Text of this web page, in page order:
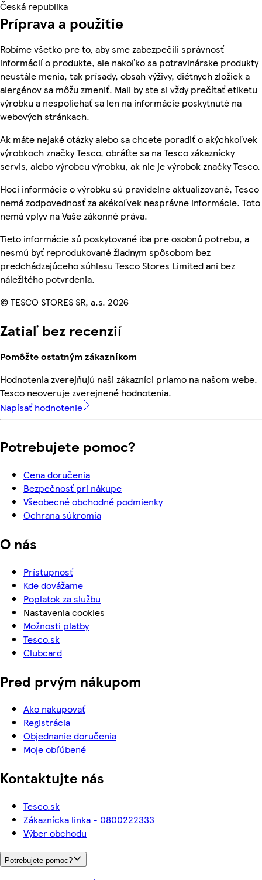
Česká republika
Príprava a použitie
Robíme všetko pre to, aby sme zabezpečili správnosť
informácií o produkte, ale nakoľko sa potravinárske produkty
neustále menia, tak prísady, obsah výživy, diétnych zložiek a
alergénov sa môžu zmeniť. Mali by ste si vždy prečítať etiketu
výrobku a nespoliehať sa len na informácie poskytnuté na
webových stránkach.
Ak máte nejaké otázky alebo sa chcete poradiť o akýchkoľvek
výrobkoch značky Tesco, obráťte sa na Tesco zákaznícky
servis, alebo výrobcu výrobku, ak nie je výrobok značky Tesco.
Hoci informácie o výrobku sú pravidelne aktualizované, Tesco
nemá zodpovednosť za akékoľvek nesprávne informácie. Toto
nemá vplyv na Vaše zákonné práva.
Tieto informácie sú poskytované iba pre osobnú potrebu, a
nesmú byť reprodukované žiadnym spôsobom bez
predchádzajúceho súhlasu Tesco Stores Limited ani bez
náležitého potvrdenia.
© TESCO STORES SR, a.s. 2026
Zatiaľ bez recenzií
Pomôžte ostatným zákazníkom
Hodnotenia zverejňujú naši zákazníci priamo na našom webe.
Tesco neoveruje zverejnené hodnotenia.
Napísať hodnotenie
Potrebujete pomoc?
Cena doručenia
Bezpečnosť pri nákupe
Všeobecné obchodné podmienky
Ochrana súkromia
O nás
Prístupnosť
Kde dovážame
Poplatok za službu
Nastavenia cookies
Možnosti platby
Tesco.sk
Clubcard
Pred prvým nákupom
Ako nakupovať
Registrácia
Objednanie doručenia
Moje obľúbené
Kontaktujte nás
Tesco.sk
Zákaznícka linka - 0800222333
Výber obchodu
Potrebujete pomoc?